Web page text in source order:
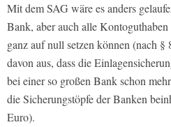
Mit dem SAG wäre es anders
Bank, aber auch alle
ganz auf null setzen können (nach
davon aus, dass die
bei einer so großen Bank schon
die Sicherungstöpfe der Banken
Euro).